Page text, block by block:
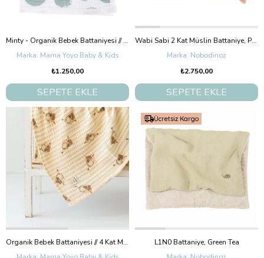
Minty - Organik Bebek Battaniyesi // 4 Kat Müslin (Mint Puantiye)
Mama Yoyo Baby & Kids
₺1.250,00
SEPETE EKLE
Wabi Sabi 2 Kat Müslin Battaniye, Powder Pink
Nobodinoz
₺2.750,00
SEPETE EKLE
Organik Bebek Battaniyesi // 4 Kat Müslin - Tavşan Desenli
L1N0 Battaniye, Green Tea
Ücretsiz Kargo